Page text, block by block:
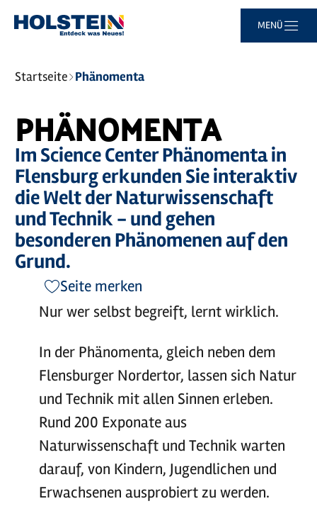
MENÜ
Sie
sind
Startseite Phänomenta
PHÄNOMENTA
Im Science Center Phänomenta in
Flensburg erkunden Sie interaktiv
die Welt der Naturwissenschaft
und Technik - und gehen
besonderen Phänomenen auf den
Grund.
Seite merken
Nur wer selbst begreift, lernt wirklich.
In der Phänomenta, gleich neben dem
Flensburger Nordertor, lassen sich Natur
und Technik mit allen Sinnen erleben.
Rund 200 Exponate aus
Naturwissenschaft und Technik warten
darauf, von Kindern, Jugendlichen und
Erwachsenen ausprobiert zu werden.